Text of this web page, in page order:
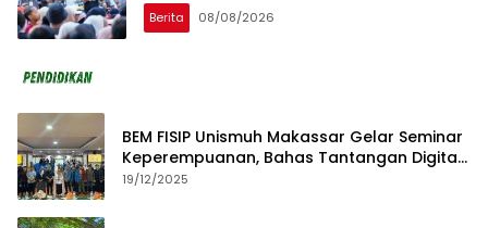
Berita 08/08/2026
BEM FISIP Unismuh Makassar Gelar Seminar
Keperempuanan, Bahas Tantangan Digital
dan Budaya Lokal
19/12/2025